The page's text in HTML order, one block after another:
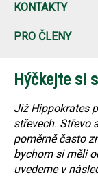
KONTAKTY
PRO ČLENY
Hýčkejte si
Již Hippokrates
střevech. Střevo
poměrně často
bychom si měli
uvedeme v